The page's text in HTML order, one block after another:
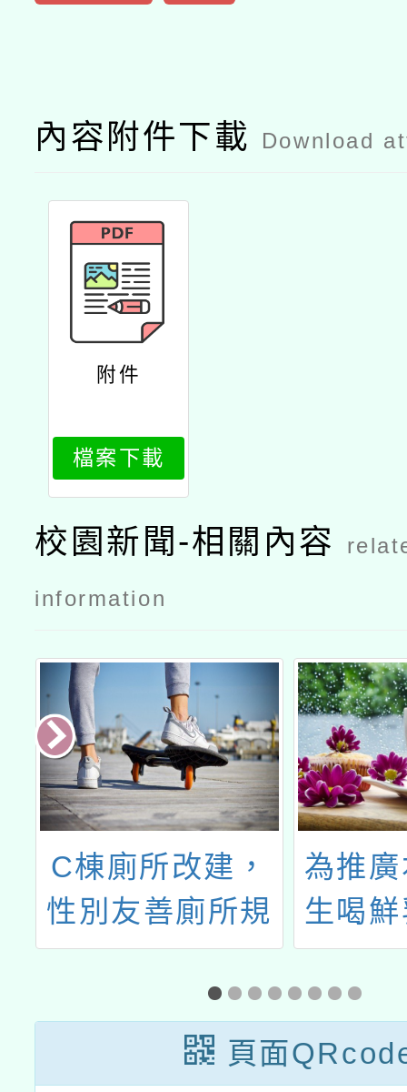
內容附件下載 Download
附件
檔案下載
校園新聞-相關內容
information
C棟廁所改建，
性別友善廁所規
劃如下
為推
生喝
鈣健
請貴
向家
頁面